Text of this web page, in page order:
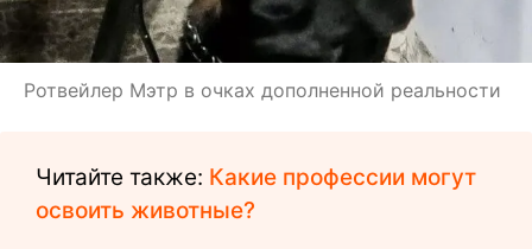
Ротвейлер Мэтр в очках дополненной реальности
Читайте также: Какие профессии могут
освоить животные?